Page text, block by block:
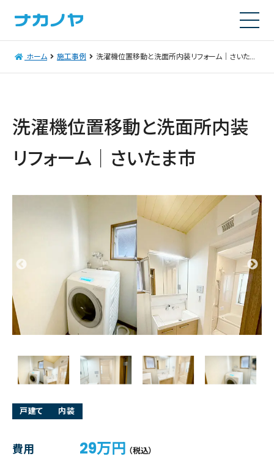
ホーム 施工事例 洗濯機位置移動と洗面所内装リフォーム｜さいたま市
洗濯機位置移動と洗面所内装
リフォーム｜さいたま市
戸建て 内装
費用 29万円 （税込）